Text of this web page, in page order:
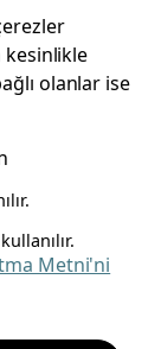
linkedin
Kalite Politikası
kesinlikle
olanlar ise
Metni'ni